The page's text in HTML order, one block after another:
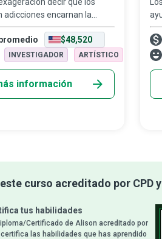
adicciones encarnan la
Emerson: “la única persona
a ser es la persona
Estos defensores de q
$48,520
INVESTIGADOR ARTÍSTICO
información
curso acreditado por CPD
tus habilidades
Certificado de Alison acreditado por
certifica las habilidades que has aprendido